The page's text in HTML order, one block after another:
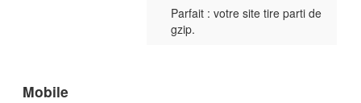
Parfait : votre site tire parti de
gzip.
Mobile